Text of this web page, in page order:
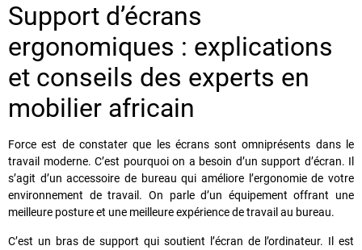
Support d’écrans
ergonomiques : explications
et conseils des experts en
mobilier africain
Force est de constater que les écrans sont omniprésents dans le
travail moderne. C’est pourquoi on a besoin d’un support d’écran. Il
s’agit d’un accessoire de bureau qui améliore l’ergonomiede votre
environnement de travail. On parle d’un équipement offrant une
meilleure posture et une meilleure expérience de travail au bureau.
C’est un bras de support qui soutient l’écran de l’ordinateur. Il est